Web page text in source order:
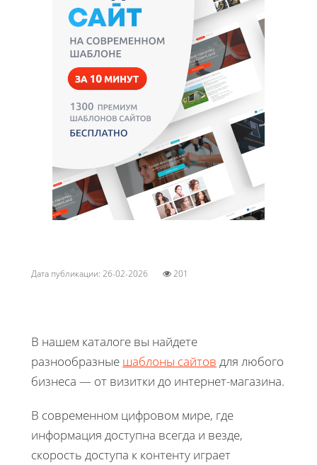
Дата публикации: 26-02-2026 201
В нашем каталоге вы найдете
разнообразные шаблоны сайтов для любого
бизнеса — от визитки до интернет-магазина.
В современном цифровом мире, где
информация доступна всегда и везде,
скорость доступа к контенту играет